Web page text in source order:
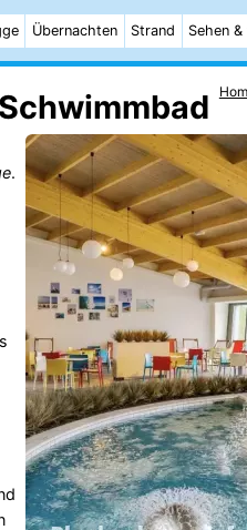
Übernachten Strand Sehen
.